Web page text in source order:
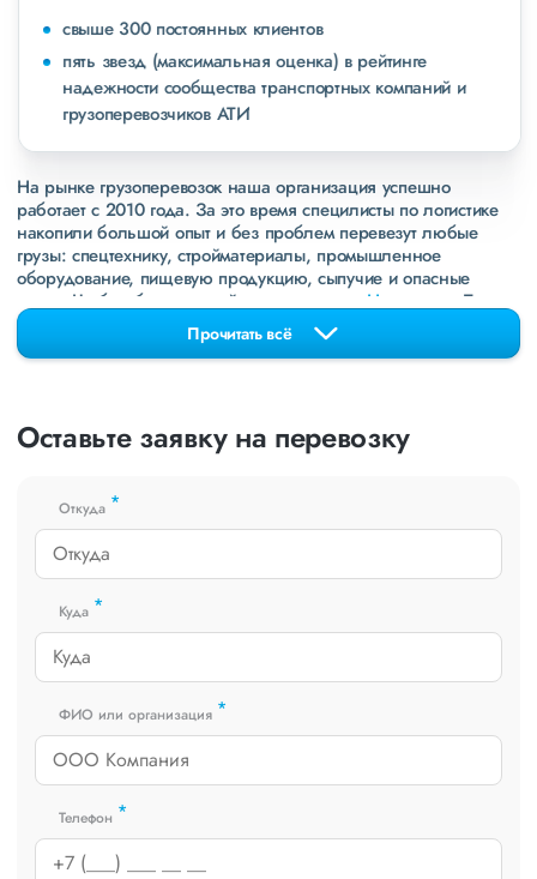
свыше 300 постоянных клиентов
пять звезд (максимальная оценка) в рейтинге
надежности сообщества транспортных компаний и
грузоперевозчиков АТИ
На рынке грузоперевозок наша организация успешно
работает с 2010 года. За это время специлисты по логистике
накопили большой опыт и без проблем перевезут любые
грузы: спецтехнику, стройматериалы, промышленное
оборудование, пищевую продукцию, сыпучие и опасные
грузы. Чтобы убедиться зайдите в раздел
«Наш опыт»
. Там
свежие примеры перевозок, которые обновляются несколько
раз в неделю. Также недавно мы запустили новые
направления вДНРиЛНР. Предоставляем все стандартные
экспедирование. За каждым клиентом закреплен менеджер,
который сообщит о текущем статусе вашего груза. Чтобы
сайте или звоните по номеру
РФ).
Прочитать всё
Оставьте заявку на перевозку
Откуда *
Куда *
ФИО или организация *
Телефон *